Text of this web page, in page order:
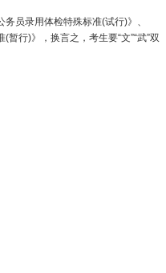
员录用体检特殊标准(试行)》、
暂行)》，换言之，考生要“文”“武”双